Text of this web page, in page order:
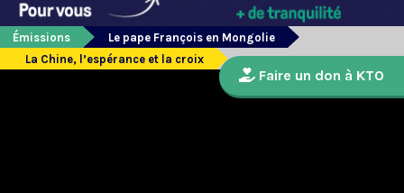
Émissions
Le pape François en Mongolie
La Chine, l’espérance et la croix
Faire un don à KTO